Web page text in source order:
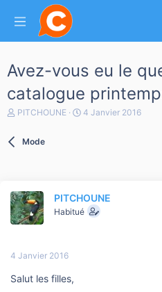
Avez-vous eu le
catalogue
A
e
l
a
d
c
s
PITCHOUNE
D
b
u
4 Janvier 2016
Mode
PITCHOUNE
Habitué
4 Janvier 2016
Salut les filles,